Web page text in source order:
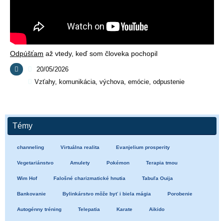
Odpúšťam až vtedy, keď som človeka pochopil
20/05/2026
Vzťahy, komunikácia, výchova, emócie, odpustenie
Témy
channeling Virtuálna realita Evanjelium prosperity
Vegetariánstvo Amulety Pokémon Terapia tmou
Wim Hof Falošné charizmatické hnutia Tabuľa Ouija
Bankovanie Bylinkárstvo môže byť i biela mágia Porobenie
Autogénny tréning Telepatia Karate Aikido